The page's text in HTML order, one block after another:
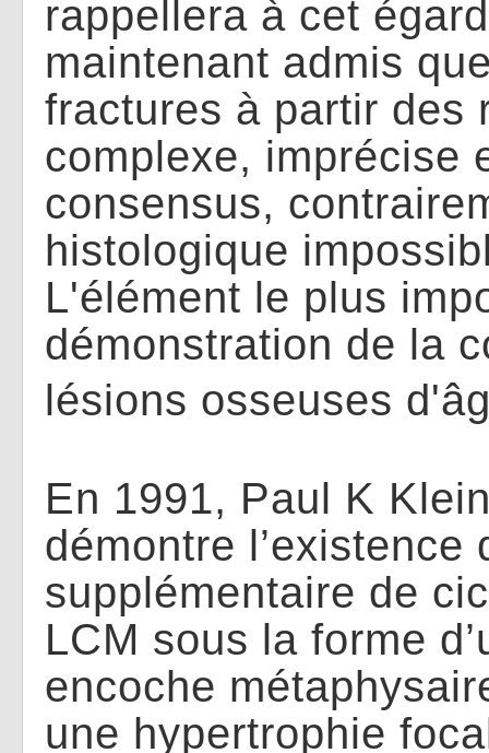
rappellera à cet
maintenant admis
fractures à partir des
complexe, imprécise
consensus,
histologique
L'élément le plus
démonstration de la
lésions osseuses
En 1991, Paul K
démontre l’existence
supplémentaire de
LCM sous la forme
encoche
une hypertrophie